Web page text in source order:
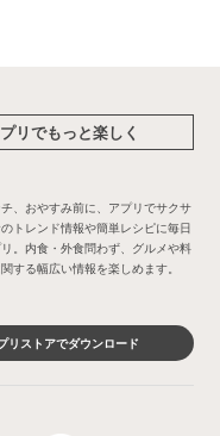
リでもっと楽しく
、おやすみ前に、アプリでサクサ
トレンド情報や簡単レシピに毎日
。内食・外食問わず、グルメや料
する幅広い情報を楽しめます。
リストアでダウンロード